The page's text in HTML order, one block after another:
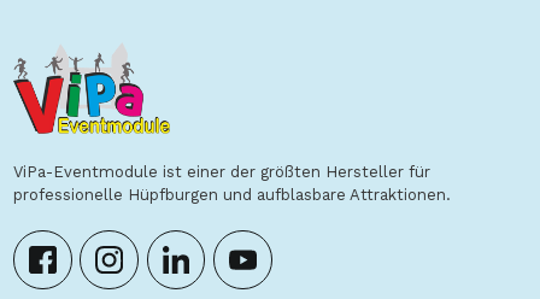
ViPa-Eventmodule ist einer der größten Hersteller für
professionelle Hüpfburgen und aufblasbare Attraktionen.